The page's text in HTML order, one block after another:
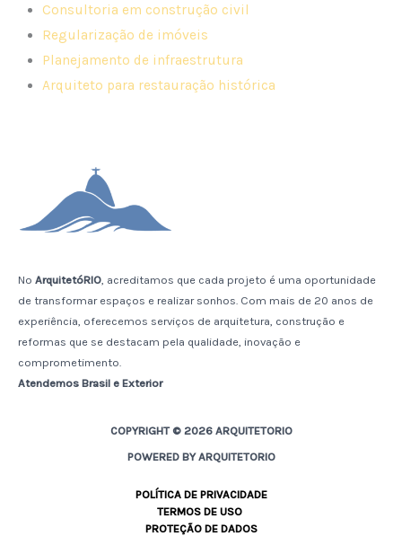
Consultoria em construção civil
Regularização de imóveis
Planejamento de infraestrutura
Arquiteto para restauração histórica
No ArquitetóRIO , acreditamos que cada projeto é uma oportunidade
de transformar espaços e realizar sonhos. Com mais de 20 anos de
experiência, oferecemos serviços de arquitetura, construção e
reformas que se destacam pela qualidade, inovação e
comprometimento.
Atendemos Brasil e Exterior
COPYRIGHT © 2026 ARQUITETORIO
POWERED BY ARQUITETORIO
POLÍTICA DE PRIVACIDADE
TERMOS DE USO
PROTEÇÃO DE DADOS